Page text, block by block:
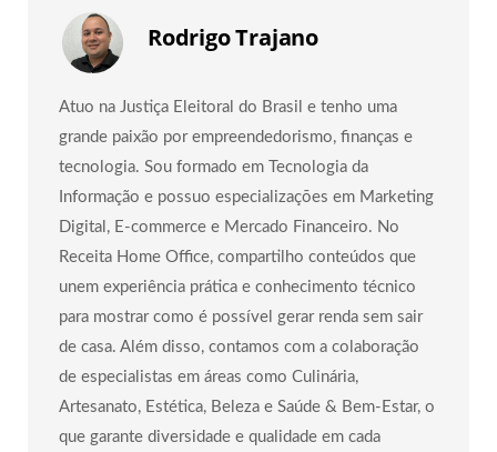
Rodrigo Trajano
Atuo na Justiça Eleitoral do Brasil e tenho uma
grande paixão por empreendedorismo, finanças e
tecnologia. Sou formado em Tecnologia da
Informação e possuo especializações em Marketing
Digital, E-commerce e Mercado Financeiro. No
Receita Home Office, compartilho conteúdos que
unem experiência prática e conhecimento técnico
para mostrar como é possível gerar renda sem sair
de casa. Além disso, contamos com a colaboração
de especialistas em áreas como Culinária,
Artesanato, Estética, Beleza e Saúde & Bem-Estar, o
que garante diversidade e qualidade em cada